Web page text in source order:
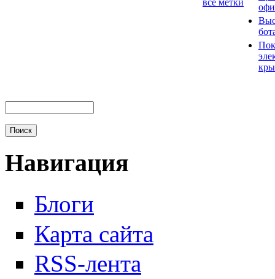
все метки
Навигация
Блоги
Карта сайта
RSS-лента